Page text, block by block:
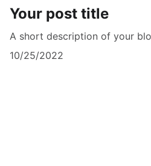
Your post title
A short description of your
10/25/2022